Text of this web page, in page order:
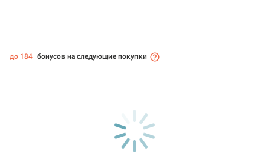
до 184 бонусов на следующие покупки